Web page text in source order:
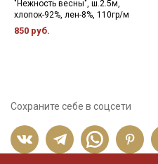
"Нежность весны", ш.2.5м,
хлопок-92%, лен-8%, 110гр/м
850 руб.
Сохраните себе в соцсети